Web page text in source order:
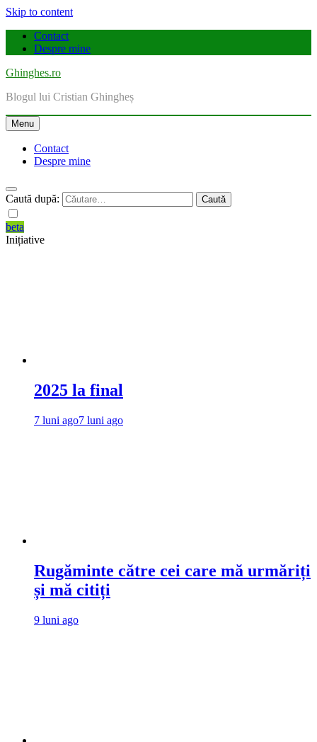
Skip to content
Contact
Despre mine
Ghinghes.ro
Blogul lui Cristian Ghingheș
Menu
Contact
Despre mine
Caută după:
beta
Inițiative
2025 la final
7 luni ago7 luni ago
Rugăminte către cei care mă urmăriți
și mă citiți
9 luni ago